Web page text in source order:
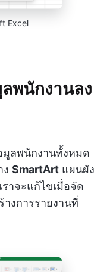
Excel
พนักงานลง
ลพนักงานทั้งหมด
SmartArt แผนผัง
าจะแก้ไขเมื่อจัด
างการรายงานที่